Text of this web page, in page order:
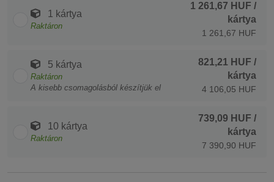
1 kártya
Raktáron
1 261,67 HUF /
kártya
1 261,67 HUF
5 kártya
Raktáron
A kisebb csomagolásból készítjük el
821,21 HUF /
kártya
4 106,05 HUF
10 kártya
Raktáron
739,09 HUF /
kártya
7 390,90 HUF